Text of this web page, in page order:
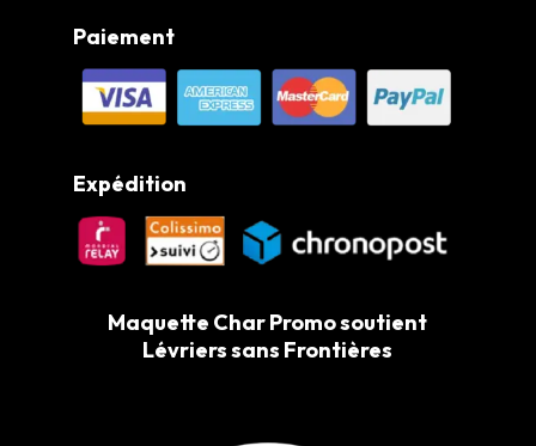
Paiement
Expédition
Maquette Char Promo soutient
Lévriers sans Frontières